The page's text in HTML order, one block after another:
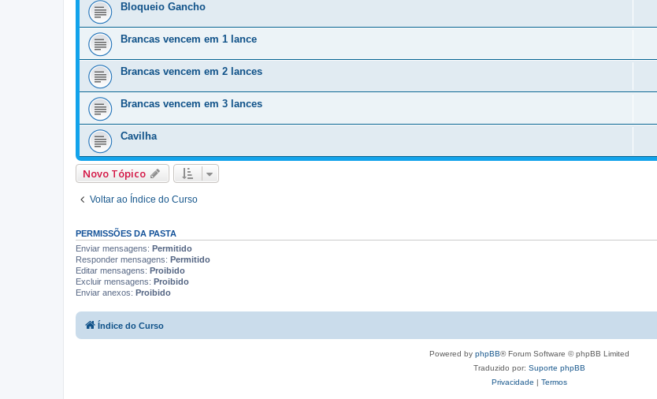
Bloqueio Gancho
Brancas vencem em 1 lance
Brancas vencem em 2 lances
Brancas vencem em 3 lances
Cavilha
Novo Tópico
Voltar ao Índice do Curso
PERMISSÕES DA PASTA
Enviar mensagens: Permitido
Responder mensagens: Permitido
Editar mensagens: Proibido
Excluir mensagens: Proibido
Enviar anexos: Proibido
Índice do Curso
Powered by phpBB® Forum Software © phpBB Limited
Traduzido por: Suporte phpBB
Privacidade | Termos